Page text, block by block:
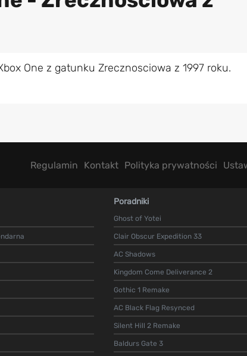
One z gatunku Zrecznosciowa z 1997 roku.
Regulamin Kontakt Polityka prywatności
Poradniki
Ghost of Yotei
Clair Obscur Expedition 33
AC Shadows
Kingdom Come Deliverance 2
Gothic 1 Remake
AC Black Flag Resynced
Silent Hill 2 Remake
Baldurs Gate 3